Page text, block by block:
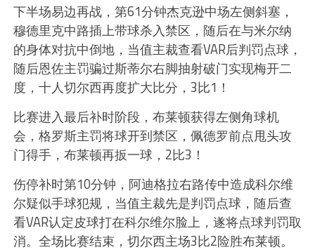
下半场易边再战，第61分钟杰克逊中场左侧斜塞，
穆德里克中路插上带球杀入禁区，随后在与米尔纳
的身体对抗中倒地，当值主裁查看VAR后判罚点球，
随后恩佐主罚骗过斯蒂尔右脚抽射破门实现梅开二
度，十人切尔西再度扩大比分，3比1！
比赛进入最后补时阶段，布莱顿获得左侧角球机
会，格罗斯主罚将球开到禁区，佩德罗前点甩头攻
门得手，布莱顿再扳一球，2比3！
伤停补时第10分钟，阿迪格拉右路传中造成科尔维
尔疑似手球犯规，当值主裁先是判罚点球，随后查
看VAR认定皮球打在科尔维尔脸上，遂将点球判罚取
消。全场比赛结束，切尔西主场3比2险胜布莱顿。